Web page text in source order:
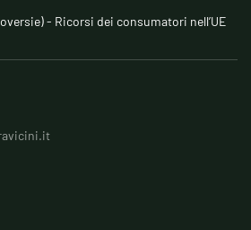
- Ricorsi dei consumatori nell’UE